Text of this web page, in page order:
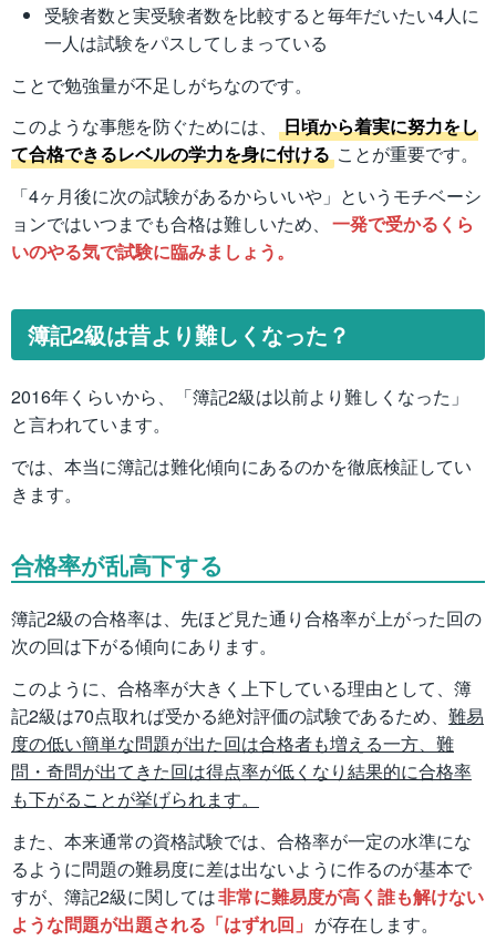
受験者数と実受験者数を比較すると毎年だいたい4人に
一人は試験をパスしてしまっている
ことで勉強量が不足しがちなのです。
このような事態を防ぐためには、
日頃から着実に努力をし
て合格できるレベルの学力を身に付ける ことが重要です。
「4ヶ月後に次の試験があるからいいや」というモチベーシ
ョンではいつまでも合格は難しいため、 一発で受かるくら
いのやる気で試験に臨みましょう。
簿記2級は昔より難しくなった？
2016年くらいから、「簿記2級は以前より難しくなった」
と言われています。
では、本当に簿記は難化傾向にあるのかを徹底検証してい
きます。
合格率が乱高下する
簿記2級の合格率は、先ほど見た通り合格率が上がった回の
次の回は下がる傾向にあります。
このように、合格率が大きく上下している理由として、簿
記2級は70点取れば受かる絶対評価の試験であるため、 難易
度の低い簡単な問題が出た回は合格者も増える一方、難
問・奇問が出てきた回は得点率が低くなり結果的に合格率
も下がることが挙げられます。
また、本来通常の資格試験では、合格率が一定の水準にな
るように問題の難易度に差は出ないように作るのが基本で
すが、簿記2級に関しては非常に難易度が高く誰も解けない
ような問題が出題される「はずれ回」 が存在します。